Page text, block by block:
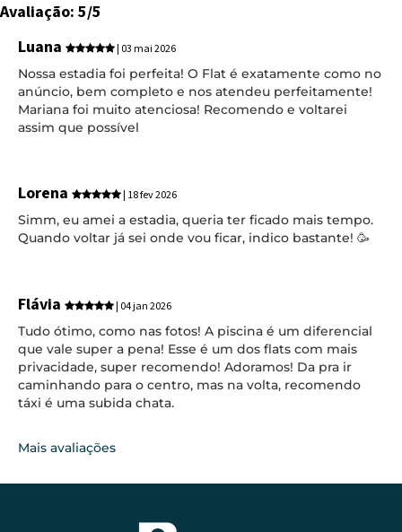
Avaliação: 5/5
Luana
| 03 mai 2026
Nossa estadia foi perfeita! O Flat é exatamente como no
anúncio, bem completo e nos atendeu perfeitamente!
Mariana foi muito atenciosa! Recomendo e voltarei
assim que possível
Lorena | 18 fev 2026
Simm, eu amei a estadia, queria ter ficado mais tempo.
Quando voltar já sei onde vou ficar, indico bastante! 🥳
Flávia | 04 jan 2026
Tudo ótimo, como nas fotos! A piscina é um diferencial
que vale super a pena! Esse é um dos flats com mais
privacidade, super recomendo! Adoramos! Da pra ir
caminhando para o centro, mas na volta, recomendo
táxi é uma subida chata.
Mais avaliações